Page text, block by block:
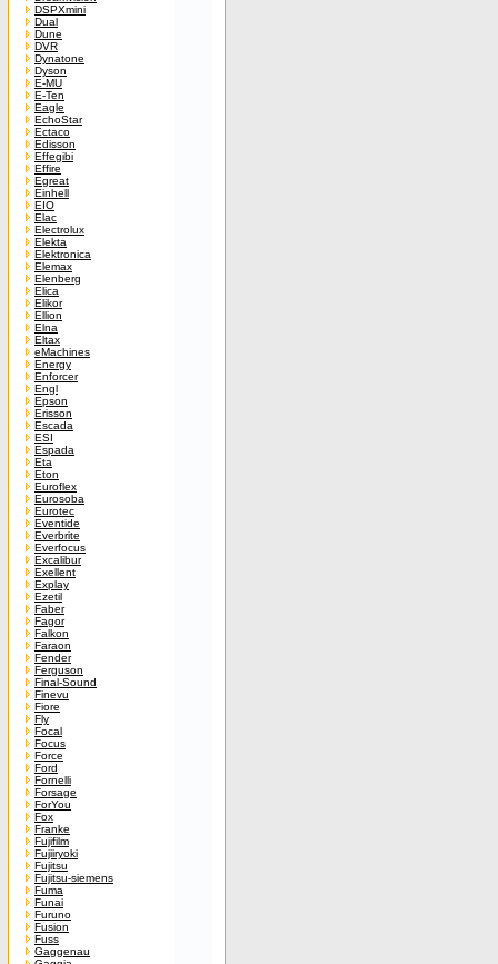
DSPXmini
Dual
Dune
DVR
Dynatone
Dyson
E-MU
E-Ten
Eagle
EchoStar
Ectaco
Edisson
Effegibi
Effire
Egreat
Einhell
EIO
Elac
Electrolux
Elekta
Elektronica
Elemax
Elenberg
Elica
Elikor
Ellion
Elna
Eltax
eMachines
Energy
Enforcer
Engl
Epson
Erisson
Escada
ESI
Espada
Eta
Eton
Euroflex
Eurosoba
Eurotec
Eventide
Everbrite
Everfocus
Excalibur
Exellent
Explay
Ezetil
Faber
Fagor
Falkon
Faraon
Fender
Ferguson
Final-Sound
Finevu
Fiore
Fly
Focal
Focus
Force
Ford
Fornelli
Forsage
ForYou
Fox
Franke
Fujifilm
Fujiiryoki
Fujitsu
Fujitsu-siemens
Fuma
Funai
Furuno
Fusion
Fuss
Gaggenau